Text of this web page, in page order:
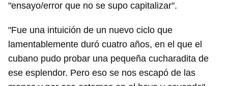
"ensayo/error que no se supo capitalizar".
"Fue una intuición de un nuevo ciclo que
lamentablemente duró cuatro años, en el que el
cubano pudo probar una pequeña cucharadita de
ese esplendor. Pero eso se nos escapó de las